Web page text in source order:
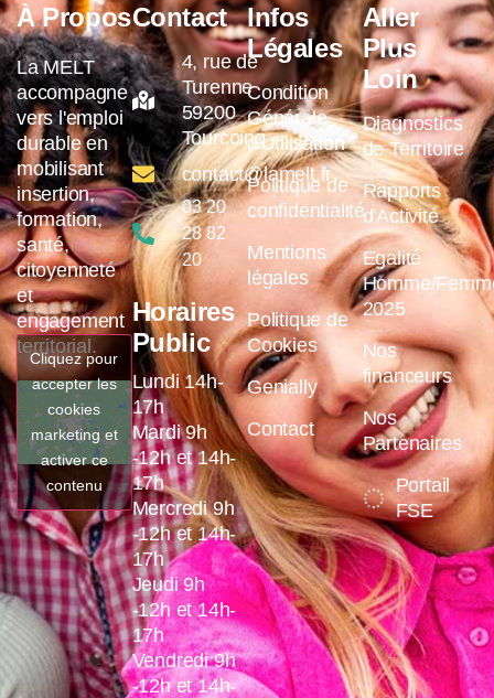
À Propos
La MELT
accompagne
vers l'emploi
durable en
mobilisant
insertion,
formation,
santé,
citoyenneté
et
engagement
territorial.
Cliquez pour
accepter les
cookies
marketing et
activer ce
contenu
Contact
4, rue de
Turenne
59200
Tourcoing
contact@lamelt.fr
03 20
28 82
20
Horaires
Public
Lundi 14h-
17h
Mardi 9h
-12h et 14h-
17h
Mercredi 9h
-12h et 14h-
17h
Jeudi 9h
-12h et 14h-
17h
Vendredi 9h
-12h et 14h-
Infos
Légales
Condition
Générale
d'Utilisation
Politique de
confidentialité
Mentions
légales
Politique de
Cookies
Genially
Contact
Aller
Plus
Loin
Diagnostics
de Territoire
Rapports
d'Activité
Egalité
Homme/
2025
Nos
financeurs
Nos
Partenaires
Portail
FSE